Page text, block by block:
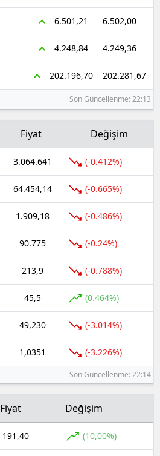
6.501,21 6.502,00
4.248,84 4.249,36
202.196,70 202.281,67
Son Güncellenme: 22:13
Fiyat Değişim
3.064.641 (-0.412%)
64.454,14 (-0.665%)
1.909,18 (-0.486%)
90.775 (-0.24%)
213,9 (-0.788%)
45,5 (0.464%)
49,230 (-3.014%)
1,0351 (-3.226%)
Son Güncellenme: 22:14
Fiyat Değişim
191,40 (10,00%)